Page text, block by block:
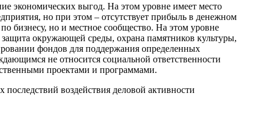
экономических выгод. На этом уровне имеет место
но при этом – отсутствует прибыль в денежном
бизнесу, но и местное сообщество. На этом уровне
окружающей среды, охрана памятников культуры,
фондов для поддержания определенных
не относится социальной ответственности
проектами и программами.
воздействия деловой активности